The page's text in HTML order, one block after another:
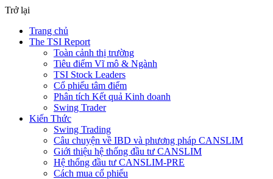
Trở lại
Trang chủ
The TSI Report
Toàn cảnh thị trường
Tiêu điểm Vĩ mô & Ngành
TSI Stock Leaders
Cổ phiếu tâm điểm
Phân tích Kết quả Kinh doanh
Swing Trader
Kiến Thức
Swing Trading
Câu chuyện về IBD và phương pháp CANSLIM
Giới thiệu hệ thống đầu tư CANSLIM
Hệ thống đầu tư CANSLIM-PRE
Cách mua cổ phiếu